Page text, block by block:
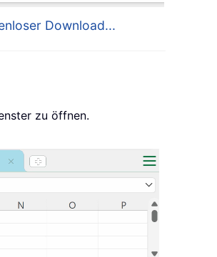
Download...
zu öffnen.